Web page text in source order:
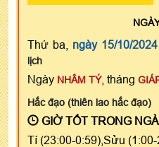
Thứ ba, ngày 15/10/2024
lịch
Ngày NHÂM TÝ, tháng
Hắc đạo (thiên lao hắc đạo)
GIỜ TỐT TRONG
Tí (23:00-0:59),Sửu